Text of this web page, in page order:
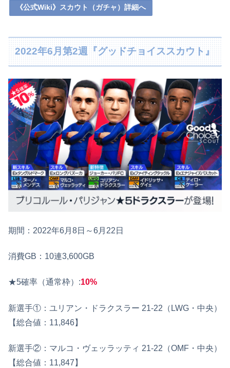
《公式Wiki》スカウト（ガチャ）詳細へ
2022年6月第2週『グッドチョイススカウト』
期間：2022年6月8日～6月22日
消費GB：10連3,600GB
★5確率（通常枠）:10%
新選手①：ユリアン・ドラクスラー 21-22（LWG・中央）
【総合値：11,846】
新選手②：マルコ・ヴェッラッティ 21‐22（OMF・中央）
【総合値：11,847】